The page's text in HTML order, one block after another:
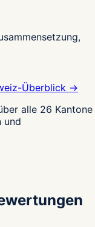
Überblick →
alle 26 Kantone
und